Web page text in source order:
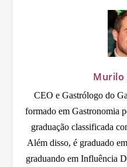
Murilo
CEO e Gastrólogo do
formado em Gastronomia
graduação classificada
Além disso, é graduado
graduando em Influência